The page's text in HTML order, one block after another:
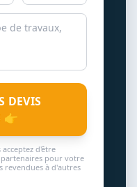
DEVIS
👉
d'être
pour votre
revendues à d'autres